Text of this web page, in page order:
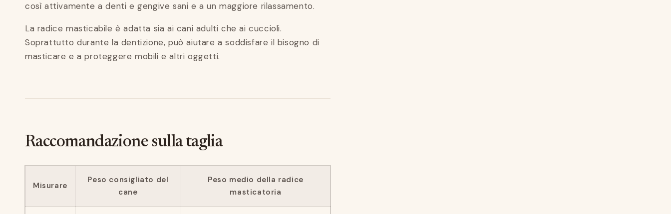
così attivamente a denti e gengive sani e a un maggiore rilassamento.
La radice masticabile è adatta sia ai cani adulti che ai cuccioli.
Soprattutto durante la dentizione, può aiutare a soddisfare il bisogno di
masticare e a proteggere mobili e altri oggetti.
Raccomandazione sulla taglia
Misurare
Peso consigliato del
cane
Peso medio della radice
masticatoria